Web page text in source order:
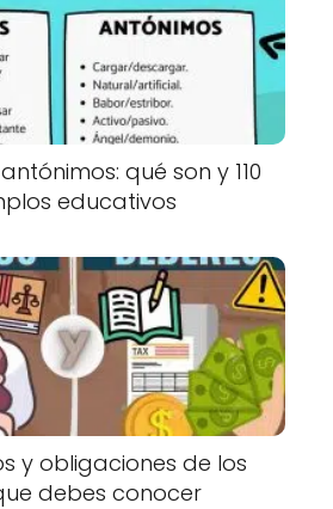
qué son y 110
educativos
y obligaciones de los
debes conocer